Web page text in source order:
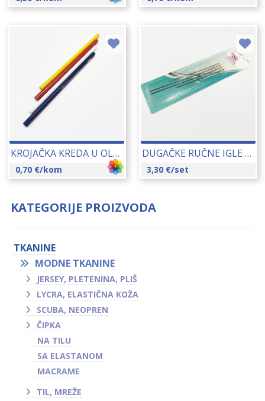
KROJAČKA KREDA U OLOVCI 09266
0,70 €/kom
DUGAČKE RUČNE IGLE (YBL/GL-9) 4/1 17325
3,30 €/set
KATEGORIJE PROIZVODA
TKANINE
MODNE TKANINE
JERSEY, PLETENINA, PLIŠ
LYCRA, ELASTIČNA KOŽA
SCUBA, NEOPREN
ČIPKA
NA TILU
SA ELASTANOM
MACRAME
TIL, MREŽE